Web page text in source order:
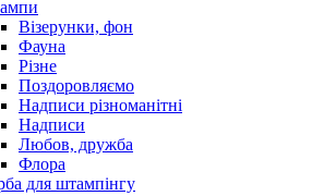
Візерунки, фон
Фауна
Різне
Поздоровляємо
Надписи різноманітні
Надписи
Любов, дружба
Флора
для штампінгу